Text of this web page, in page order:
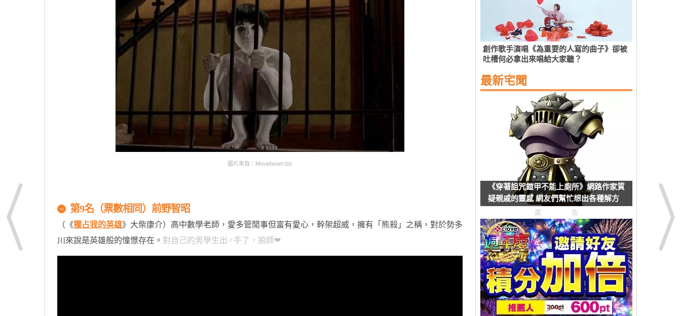
圖片來自：Movieboom.biz
第9名（票數相同）前野智昭
（《獨占我的英雄》大柴康介）高中數學老師，愛多管閒事但富有愛心，幹架超威，擁有「熊殺」之稱，對於勢多
川來說是英雄般的憧憬存在。 對自己的男學生出♂手了，狼師❤
創作歌手演唱《為重要的人寫的曲子》卻被
吐槽何必拿出來唱給大家聽？
最新宅聞
《穿著詛咒鎧甲不能上廁所》網路作家質
疑親戚的靈感 網友們幫忙想出各種解方
廣告